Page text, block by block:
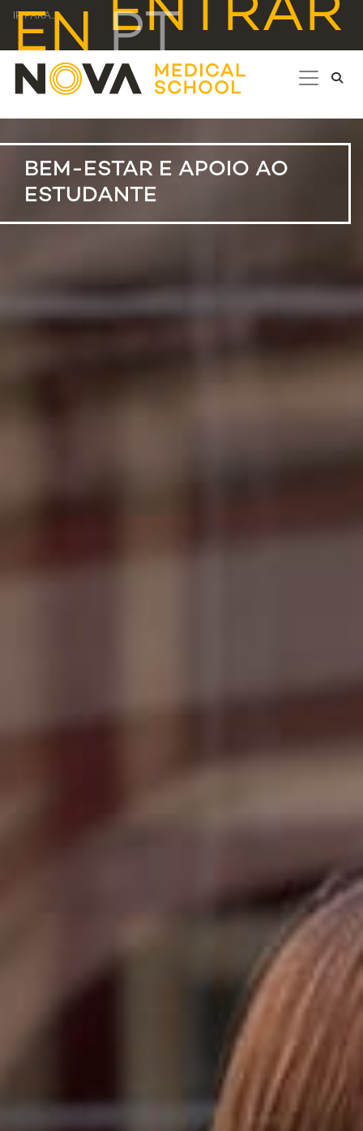
IR PARA... ENTRAR
EN PT
BEM-ESTAR E APOIO AO
ESTUDANTE